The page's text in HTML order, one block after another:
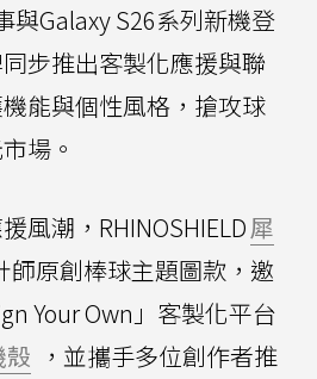
與Galaxy S26系列新機登
步推出客製化應援與聯
能與個性風格，搶攻球
場。
風潮，RHINOSHIELD犀
師原創棒球主題圖款，邀
Your Own」客製化平台
殼 ，並攜手多位創作者推